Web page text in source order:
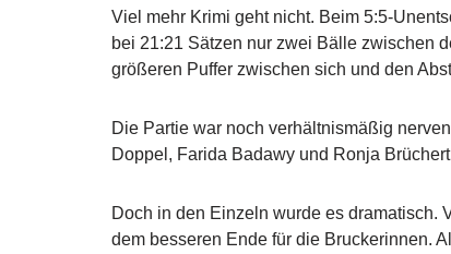
Viel mehr Krimi geht nicht. Beim 5:5-
bei 21:21 Sätzen nur zwei Bälle zwischen
größeren Puffer zwischen sich und den
Die Partie war noch verhältnismäßig
Doppel, Farida Badawy und Ronja
Doch in den Einzeln wurde es dramatisch.
dem besseren Ende für die Bruckerinnen.